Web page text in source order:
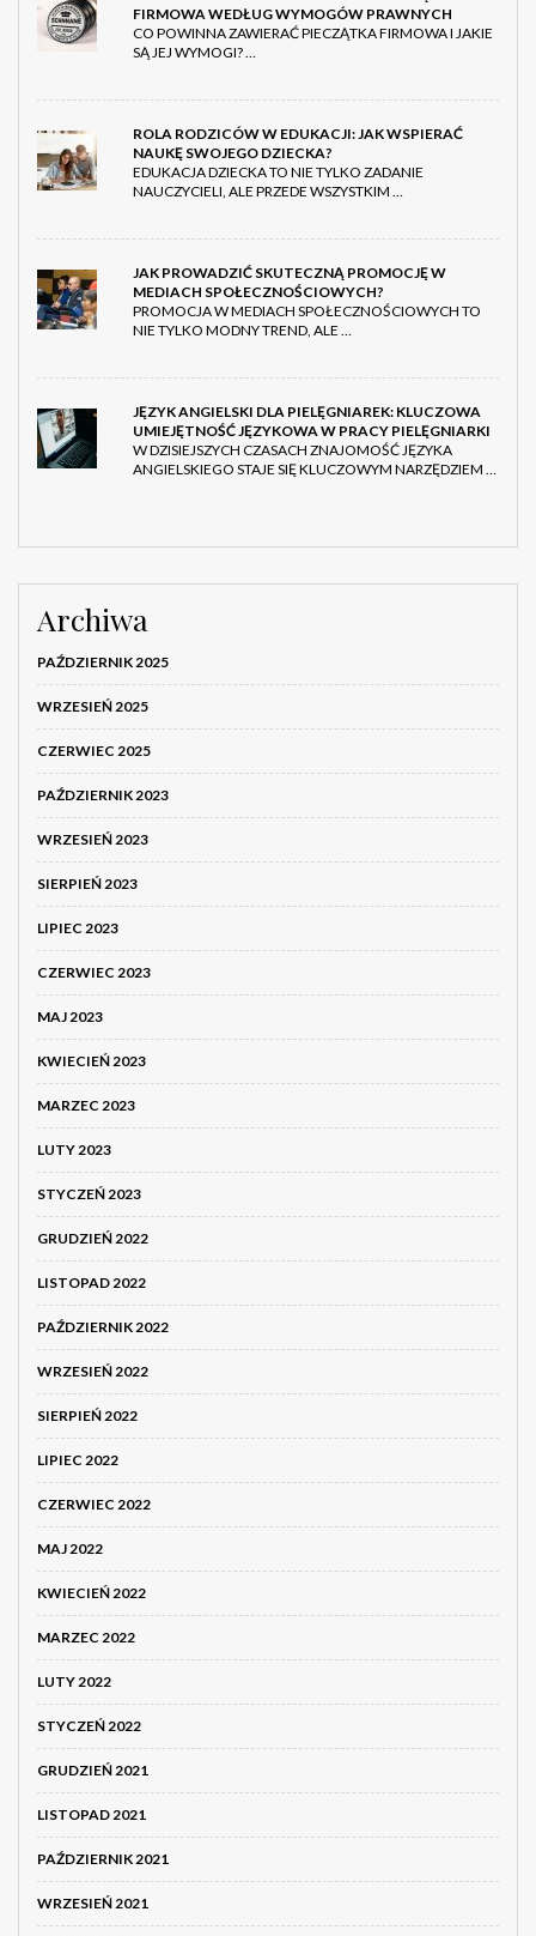
FIRMOWA WEDŁUG WYMOGÓW PRAWNYCH
CO POWINNA ZAWIERAĆ PIECZĄTKA FIRMOWA I JAKIE
SĄ JEJ WYMOGI? …
ROLA RODZICÓW W EDUKACJI: JAK WSPIERAĆ
NAUKĘ SWOJEGO DZIECKA?
EDUKACJA DZIECKA TO NIE TYLKO ZADANIE
NAUCZYCIELI, ALE PRZEDE WSZYSTKIM …
JAK PROWADZIĆ SKUTECZNĄ PROMOCJĘ W
MEDIACH SPOŁECZNOŚCIOWYCH?
PROMOCJA W MEDIACH SPOŁECZNOŚCIOWYCH TO
NIE TYLKO MODNY TREND, ALE …
JĘZYK ANGIELSKI DLA PIELĘGNIAREK: KLUCZOWA
UMIEJĘTNOŚĆ JĘZYKOWA W PRACY PIELĘGNIARKI
W DZISIEJSZYCH CZASACH ZNAJOMOŚĆ JĘZYKA
ANGIELSKIEGO STAJE SIĘ KLUCZOWYM NARZĘDZIEM …
Archiwa
PAŹDZIERNIK 2025
WRZESIEŃ 2025
CZERWIEC 2025
PAŹDZIERNIK 2023
WRZESIEŃ 2023
SIERPIEŃ 2023
LIPIEC 2023
CZERWIEC 2023
MAJ 2023
KWIECIEŃ 2023
MARZEC 2023
LUTY 2023
STYCZEŃ 2023
GRUDZIEŃ 2022
LISTOPAD 2022
PAŹDZIERNIK 2022
WRZESIEŃ 2022
SIERPIEŃ 2022
LIPIEC 2022
CZERWIEC 2022
MAJ 2022
KWIECIEŃ 2022
MARZEC 2022
LUTY 2022
STYCZEŃ 2022
GRUDZIEŃ 2021
LISTOPAD 2021
PAŹDZIERNIK 2021
WRZESIEŃ 2021